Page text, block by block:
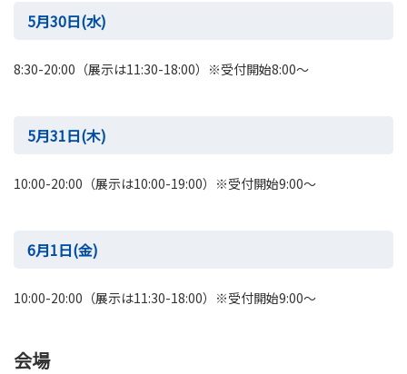
5月30日(水)
8:30-20:00（展示は11:30-18:00）※受付開始8:00～
5月31日(木)
10:00-20:00（展示は10:00-19:00）※受付開始9:00～
6月1日(金)
10:00-20:00（展示は11:30-18:00）※受付開始9:00～
会場